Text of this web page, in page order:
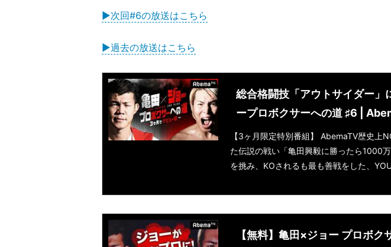
▶次回#6の放送はこちら
▶過去の放送はこちら
総合格闘技「アウトサイダー
ープロボクサーへの道 ♯6 |
【3ヶ月限定特別番組】 AbemaTV歴史上
た伝説の戦い「亀田興毅に勝ったら1000
を挑み、KOされるも最も善戦をした、
【無料】亀田×ジョー プロボ